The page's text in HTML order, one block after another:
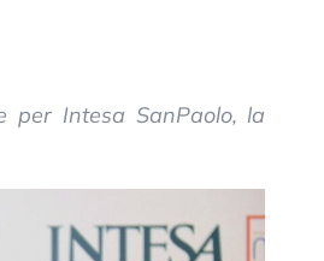
Intesa SanPaolo, la